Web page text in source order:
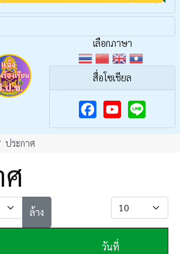
เลือกภาษา
สื่อโซเชียล
F
o
Y
u
e
ประกาศ
ล้าง
แสดง #
วันที่